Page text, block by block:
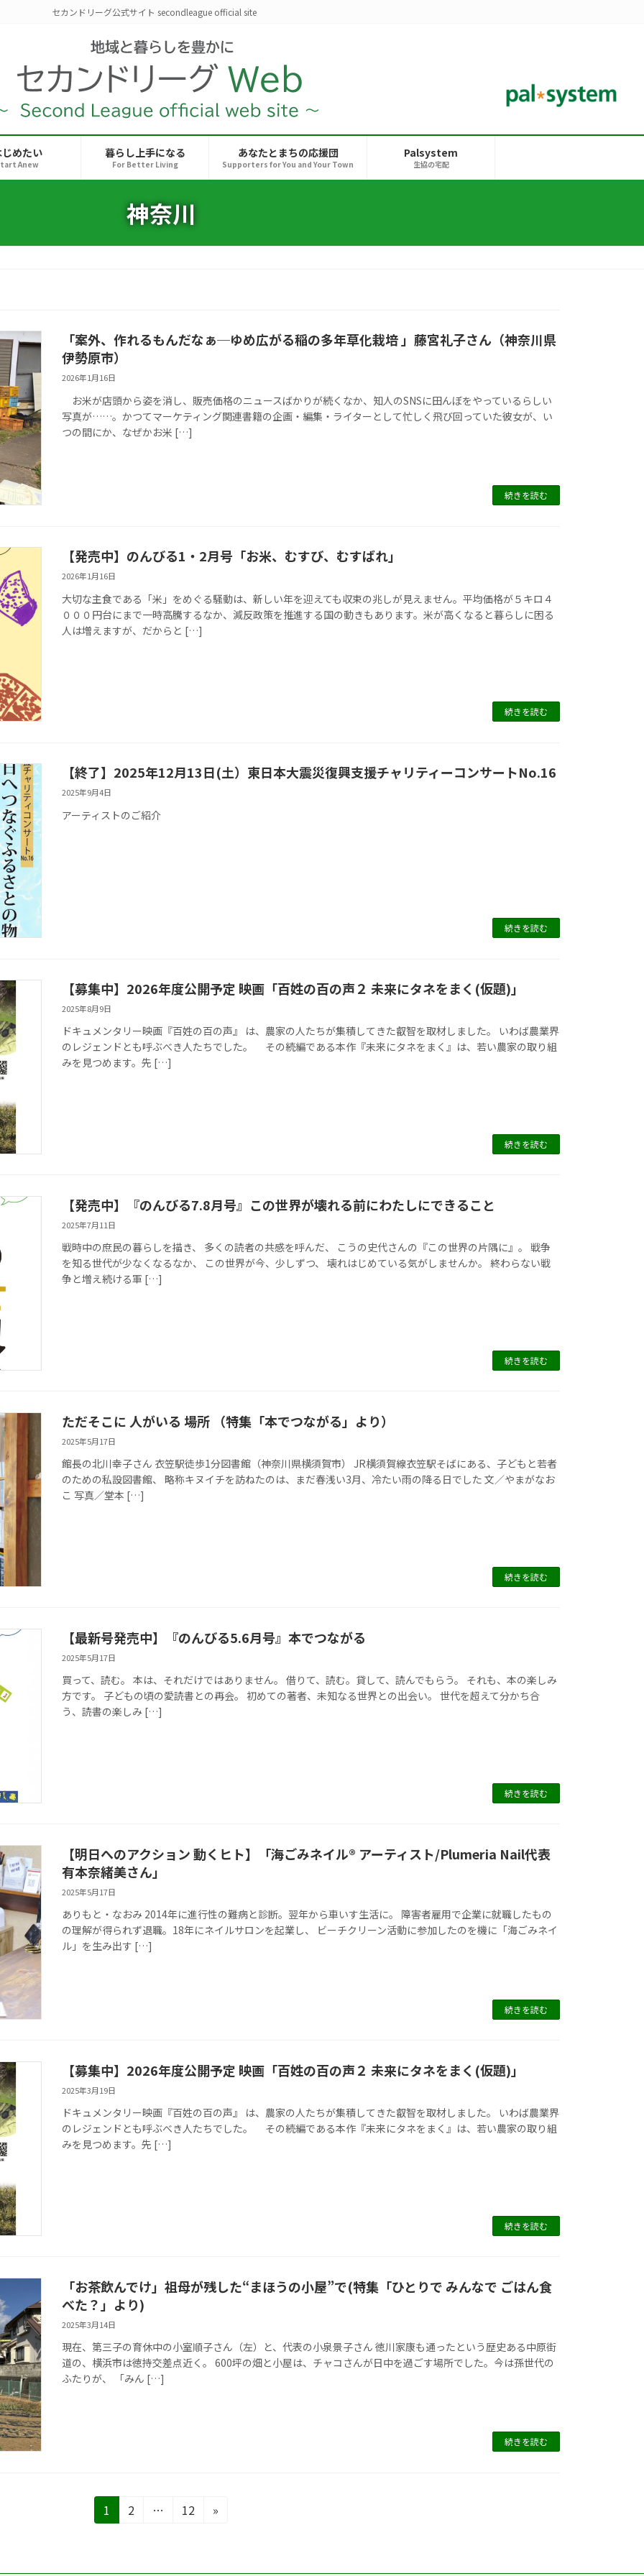
セカンドリーグ公式サイト secondleague official site
めたい
Anew
暮らし上手になる
For Better Living
あなたとまちの応援団
Supporters for You and Your Town
Palsystem
生協の宅配
神奈川
「案外、作れるもんだなぁ─ゆめ広がる稲の多年草化栽培 」藤宮礼子さん（神奈川県
伊勢原市）
2026年1月16日
お米が店頭から姿を消し、販売価格のニュースばかりが続くなか、知人のSNSに田んぼをやっているらしい
写真が……。かつてマーケティング関連書籍の企画・編集・ライターとして忙しく飛び回っていた彼女が、い
つの間にか、なぜかお米 […]
続きを読む
【発売中】のんびる1・2月号「お米、むすび、むすばれ」
2026年1月16日
大切な主食である「米」をめぐる騒動は、新しい年を迎えても収束の兆しが見えません。平均価格が５キロ４
０００円台にまで一時高騰するなか、減反政策を推進する国の動きもあります。米が高くなると暮らしに困る
人は増えますが、だからと […]
続きを読む
【終了】2025年12月13日(土）東日本大震災復興支援チャリティーコンサートNo.16
2025年9月4日
アーティストのご紹介
続きを読む
【募集中】2026年度公開予定 映画「百姓の百の声２ 未来にタネをまく(仮題)」
2025年8月9日
ドキュメンタリー映画『百姓の百の声』 は、農家の人たちが集積してきた叡智を取材しました。 いわば農業界
のレジェンドとも呼ぶべき人たちでした。 その続編である本作『未来にタネをまく』は、若い農家の取り組
みを見つめます。先 […]
続きを読む
【発売中】『のんびる7.8月号』この世界が壊れる前にわたしにできること
2025年7月11日
戦時中の庶民の暮らしを描き、 多くの読者の共感を呼んだ、 こうの史代さんの『この世界の片隅に』。 戦争
を知る世代が少なくなるなか、 この世界が今、少しずつ、 壊れはじめている気がしませんか。 終わらない戦
争と増え続ける軍 […]
続きを読む
ただそこに 人がいる 場所 （特集「本でつながる」より）
2025年5月17日
館長の北川幸子さん 衣笠駅徒歩1分図書館（神奈川県横須賀市） JR横須賀線衣笠駅そばにある、子どもと若者
のための私設図書館、 略称キヌイチを訪ねたのは、まだ春浅い3月、冷たい雨の降る日でした 文／やまがなお
こ 写真／堂本 […]
続きを読む
【最新号発売中】『のんびる5.6月号』本でつながる
2025年5月17日
買って、読む。 本は、それだけではありません。 借りて、読む。貸して、読んでもらう。 それも、本の楽しみ
方です。 子どもの頃の愛読書との再会。 初めての著者、未知なる世界との出会い。 世代を超えて分かち合
う、読書の楽しみ […]
続きを読む
【明日へのアクション 動くヒト】「海ごみネイル® アーティスト/Plumeria Nail代表
有本奈緒美さん」
2025年5月17日
ありもと・なおみ 2014年に進行性の難病と診断。翌年から車いす生活に。 障害者雇用で企業に就職したもの
の理解が得られず退職。18年にネイルサロンを起業し、 ビーチクリーン活動に参加したのを機に「海ごみネイ
ル」を生み出す […]
続きを読む
【募集中】2026年度公開予定 映画「百姓の百の声２ 未来にタネをまく(仮題)」
2025年3月19日
ドキュメンタリー映画『百姓の百の声』 は、農家の人たちが集積してきた叡智を取材しました。 いわば農業界
のレジェンドとも呼ぶべき人たちでした。 その続編である本作『未来にタネをまく』は、若い農家の取り組
みを見つめます。先 […]
続きを読む
「お茶飲んでけ」祖母が残した“まほうの小屋”で(特集「ひとりで みんなで ごはん食
べた？」より)
2025年3月14日
現在、第三子の育休中の小室順子さん（左）と、代表の小泉景子さん 徳川家康も通ったという歴史ある中原街
道の、横浜市は徳持交差点近く。 600坪の畑と小屋は、チャコさんが日中を過ごす場所でした。今は孫世代の
ふたりが、 「みん […]
続きを読む
固
定
1
固
2 …
固
12 »